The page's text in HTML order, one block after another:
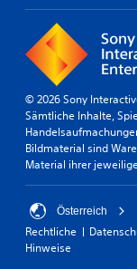
© 2026 Sony
Sämtliche Inhalte,
Bildmaterial sind
Material ihrer
Österreich
Rechtliche
Hinweise